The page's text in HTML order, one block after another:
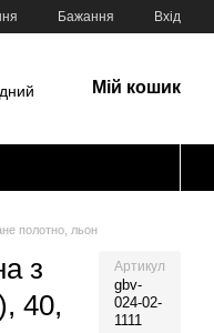
Бажання Вхід
Мій кошик
полотно, льон
з
40,
Артикул
gbv-
024-02-
1111